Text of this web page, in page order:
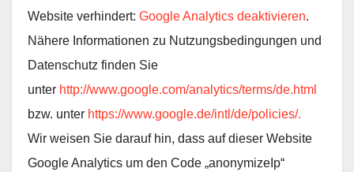
Website verhindert: Google Analytics deaktivieren.
Nähere Informationen zu Nutzungsbedingungen und
Datenschutz finden Sie
unter http://www.google.com/analytics/terms/de.html
bzw. unter https://www.google.de/intl/de/policies/.
Wir weisen Sie darauf hin, dass auf dieser Website
Google Analytics um den Code „anonymizeIp“